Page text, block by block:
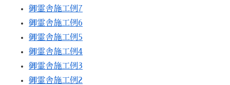
御霊舎施工例7
御霊舎施工例6
御霊舎施工例5
御霊舎施工例4
御霊舎施工例3
御霊舎施工例2